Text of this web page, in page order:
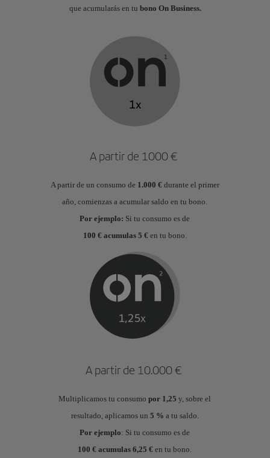
que acumularás en tu bono On Business.
A partir de 1000 €
A partir de un consumo de 1.000 €durante el primer
año, comienzas a acumular saldo en tu bono.
Por ejemplo: Si tu consumo es de
100 € acumulas 5 € en tu bono.
A partir de 10.000 €
Multiplicamos tu consumopor 1,25y, sobre el
resultado, aplicamos un 5 % a tu saldo.
Por ejemplo: Si tu consumo es de
100 € acumulas 6,25 € en tu bono.